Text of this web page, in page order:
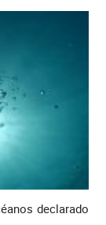
declarado